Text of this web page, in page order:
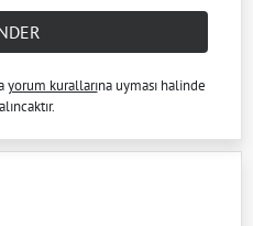
yorum kurallarına uyması halinde